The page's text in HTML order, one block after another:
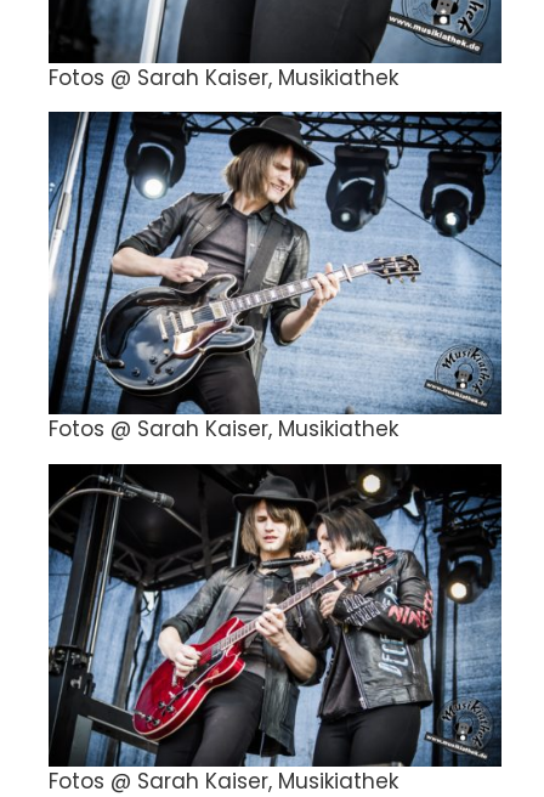
Fotos @ Sarah Kaiser, Musikiathek
Fotos @ Sarah Kaiser, Musikiathek
Fotos @ Sarah Kaiser, Musikiathek